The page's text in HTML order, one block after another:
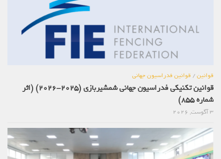
قوانین/ قوانین فدراسیون جهانی
قوانین تکنیکی فدراسیون جهانی شمشیربازی (2025-2026) (اثر
شماره 855)
3 آگوست, 2026